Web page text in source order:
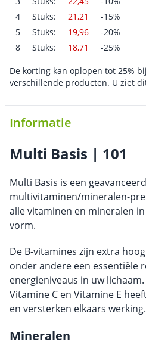
4
Stuks: 21,21
-15%
5
Stuks: 19,96
-20%
8
Stuks: 18,71 -25%
De korting kan oplopen tot 25%
verschillende producten. U ziet
Informatie
Multi Basis | 101
Multi Basis is een
multivitaminen/mineralen-
alle vitaminen en mineralen
vorm.
De B-vitamines zijn extra
onder andere een essentiële
energieniveaus in uw
Vitamine C en Vitamine E
en versterken elkaars werking.
Mineralen